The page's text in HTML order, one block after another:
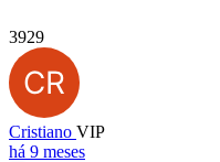
3929
Cristiano VIP
há 9 meses